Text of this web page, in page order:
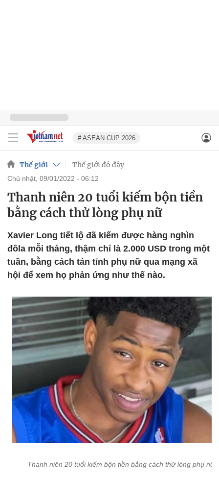
# ASEAN CUP 2026
Thế giới Thế giới đó đây
chủ nhật, 09/01/2022 - 06:12
Thanh niên 20 tuổi kiếm bộn tiền
bằng cách thử lòng phụ nữ
Xavier Long tiết lộ đã kiếm được hàng nghìn
đôla mỗi tháng, thậm chí là 2.000 USD trong một
tuần, bằng cách tán tỉnh phụ nữ qua mạng xã
hội để xem họ phản ứng như thế nào.
Thanh niên 20 tuổi kiếm bộn tiền bằng cách thử lòng phụ nữ